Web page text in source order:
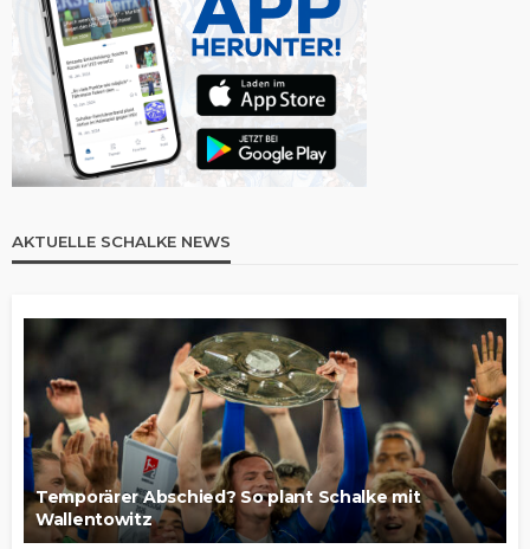
AKTUELLE SCHALKE NEWS
Temporärer Abschied? So plant Schalke mit
Wallentowitz